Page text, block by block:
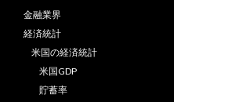
金融業界
経済統計
米国の経済統計
米国GDP
貯蓄率